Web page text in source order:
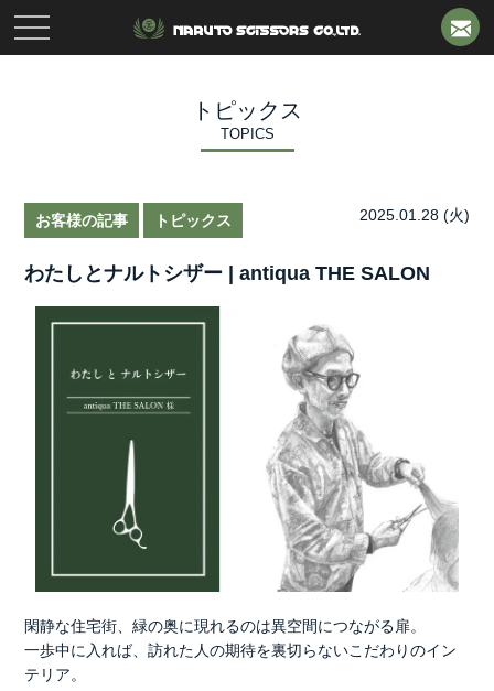
toggle
navigation
トピックス
TOPICS
2025.01.28 (火)
お客様の記事 トピックス
わたしとナルトシザー | antiqua THE SALON
閑静な住宅街、緑の奥に現れるのは異空間につながる扉。
一歩中に入れば、訪れた人の期待を裏切らないこだわりのイン
テリア。